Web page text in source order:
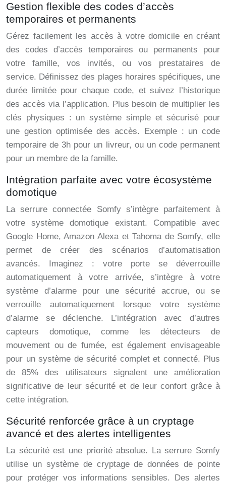
Gestion flexible des codes d’accès
temporaires et permanents
Gérez facilement les accès à votre domicile en créant
des codes d’accès temporaires ou permanents pour
votre famille, vos invités, ou vos prestataires de
service. Définissez des plages horaires spécifiques, une
durée limitée pour chaque code, et suivez l’historique
des accès via l’application. Plus besoin de multiplier les
clés physiques : un système simple et sécurisé pour
une gestion optimisée des accès. Exemple : un code
temporaire de 3h pour un livreur, ou un code permanent
pour un membre de la famille.
Intégration parfaite avec votre écosystème
domotique
La serrure connectée Somfy s’intègre parfaitement à
votre système domotique existant. Compatible avec
Google Home, Amazon Alexa et Tahoma de Somfy, elle
permet de créer des scénarios d’automatisation
avancés. Imaginez : votre porte se déverrouille
automatiquement à votre arrivée, s’intègre à votre
système d’alarme pour une sécurité accrue, ou se
verrouille automatiquement lorsque votre système
d’alarme se déclenche. L’intégration avec d’autres
capteurs domotique, comme les détecteurs de
mouvement ou de fumée, est également envisageable
pour un système de sécurité complet et connecté. Plus
de 85% des utilisateurs signalent une amélioration
significative de leur sécurité et de leur confort grâce à
cette intégration.
Sécurité renforcée grâce à un cryptage
avancé et des alertes intelligentes
La sécurité est une priorité absolue. La serrure Somfy
utilise un système de cryptage de données de pointe
pour protéger vos informations sensibles. Des alertes